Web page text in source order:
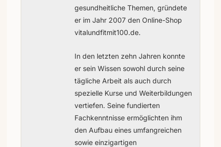
gesundheitliche Themen, gründete
er im Jahr 2007 den Online-Shop
vitalundfitmit100.de.
In den letzten zehn Jahren konnte
er sein Wissen sowohl durch seine
tägliche Arbeit als auch durch
spezielle Kurse und Weiterbildungen
vertiefen. Seine fundierten
Fachkenntnisse ermöglichten ihm
den Aufbau eines umfangreichen
sowie einzigartigen